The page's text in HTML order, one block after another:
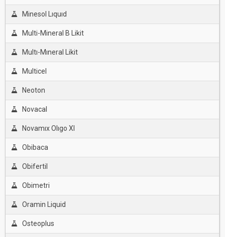
Minesol Lıquıd
Multi-Mineral B Likit
Multı-Mıneral Likit
Multicel
Neoton
Novacal
Novamıx Olıgo Xl
Obibaca
Obifertil
Obimetri
Oramin Liquid
Osteoplus